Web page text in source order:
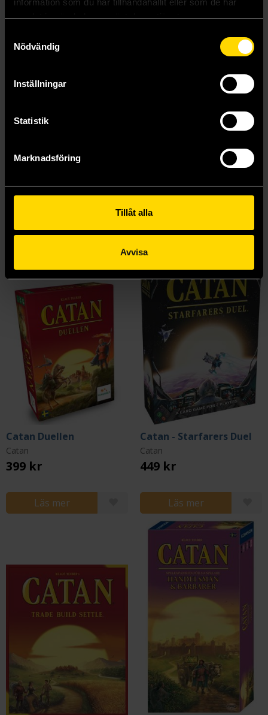
samlat in när du har använt deras tjänster.
Nödvändig
Inställningar
Statistik
Marknadsföring
Tillåt alla
Avvisa
Catan
Catan Duellen
Catan
399 kr
Läs mer
Catan - Starfarers Duel
Catan
449 kr
Läs mer